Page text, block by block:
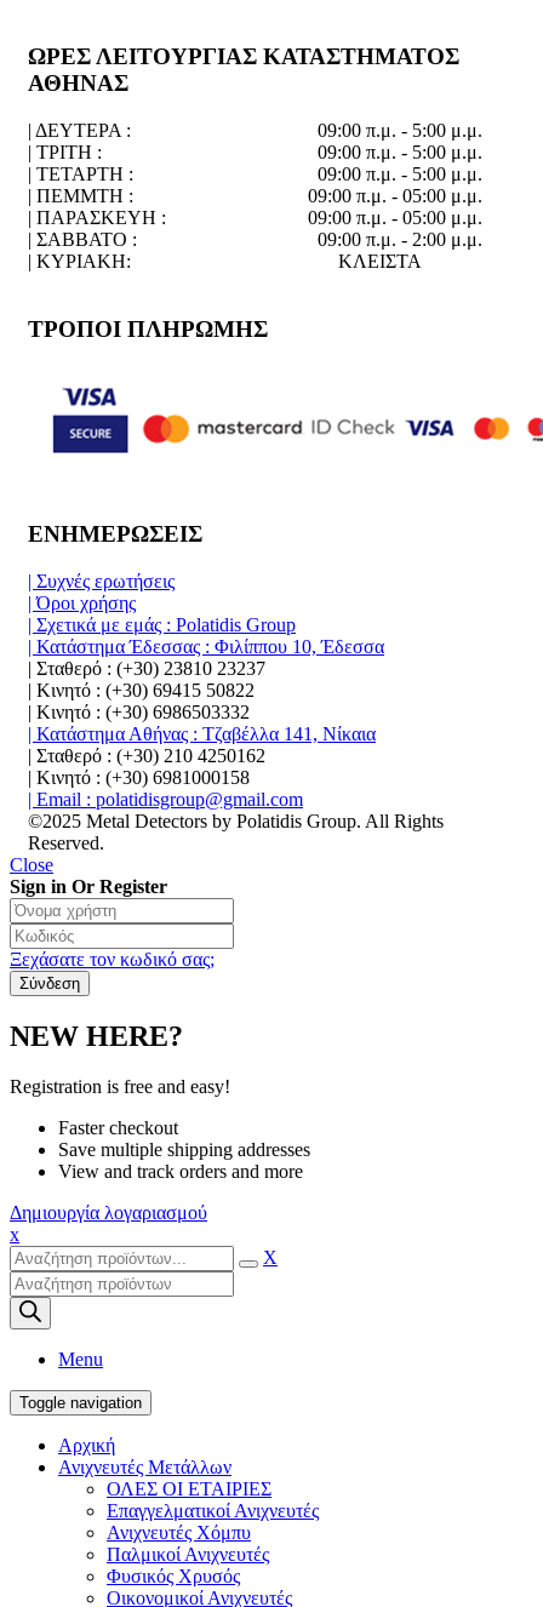
ΩΡΕΣ ΛΕΙΤΟΥΡΓΙΑΣ ΚΑΤΑΣΤΗΜΑΤΟΣ
ΑΘΗΝΑΣ
| ΔΕΥΤΕΡΑ :
09:00 π.μ. - 5:00 μ.μ.
| ΤΡΙΤΗ :
09:00 π.μ. - 5:00 μ.μ.
| ΤΕΤΑΡΤΗ :
09:00 π.μ. - 5:00 μ.μ.
| ΠΕΜΜΤΗ :
09:00 π.μ. - 05:00 μ.μ.
| ΠΑΡΑΣΚΕΥΗ :
09:00 π.μ. - 05:00 μ.μ.
| ΣΑΒΒΑΤΟ :
09:00 π.μ. - 2:00 μ.μ.
| ΚΥΡΙΑΚΗ:
ΚΛΕΙΣΤΑ
ΤΡΟΠΟΙ ΠΛΗΡΩΜΗΣ
ΕΝΗΜΕΡΩΣΕΙΣ
| Συχνές ερωτήσεις
| Όροι χρήσης
| Σχετικά με εμάς : Polatidis Group
| Κατάστημα Έδεσσας : Φιλίππου 10, Έδεσσα
| Σταθερό : (+30) 23810 23237
| Κινητό : (+30) 69415 50822
| Κινητό : (+30) 6986503332
| Κατάστημα Αθήνας : Τζαβέλλα 141, Νίκαια
| Σταθερό : (+30) 210 4250162
| Κινητό : (+30) 6981000158
| Email : polatidisgroup@gmail.com
©2025 Metal Detectors by Polatidis Group. All Rights
Reserved.
Close
Sign in Or Register
Ξεχάσατε τον κωδικό σας;
NEW HERE?
Registration is free and easy!
Faster checkout
Save multiple shipping addresses
View and track orders and more
Δημιουργία λογαριασμού
x
X
Products
search
Menu
Toggle navigation
Αρχική
Ανιχνευτές Μετάλλων
ΟΛΕΣ ΟΙ ΕΤΑΙΡΙΕΣ
Επαγγελματικοί Ανιχνευτές
Ανιχνευτές Χόμπυ
Παλμικοί Ανιχνευτές
Φυσικός Χρυσός
Οικονομικοί Ανιχνευτές